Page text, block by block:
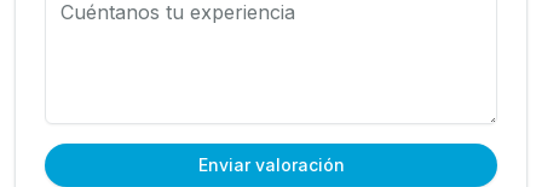
Enviar valoración